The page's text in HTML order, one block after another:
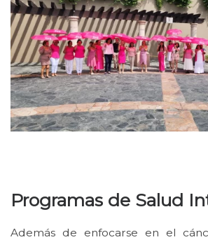
Programas de Salud
Además de enfocarse en el